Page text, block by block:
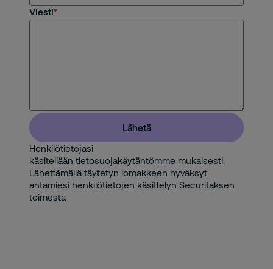
Viesti
Lähetä
Henkilötietojasi
käsitellään tietosuojakäytäntömme mukaisesti.
Lähettämällä täytetyn lomakkeen hyväksyt
antamiesi henkilötietojen käsittelyn Securitaksen
toimesta